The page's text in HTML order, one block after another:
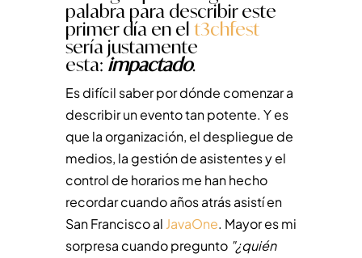
palabra para describir este
primer día en el t3chfest
sería justamente
esta:impactado.
Es difícil saber por dónde comenzar a
describir un evento tan potente. Y es
que la organización, el despliegue de
medios, la gestión de asistentes y el
control de horarios me han hecho
recordar cuando años atrás asistí en
San Francisco al JavaOne. Mayor es mi
sorpresa cuando pregunto "¿quién